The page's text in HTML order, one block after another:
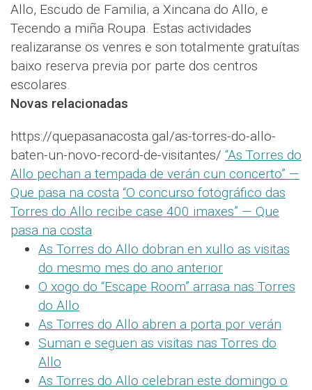
Allo, Escudo de Familia, a Xincana do Allo, e
Tecendo a miña Roupa. Estas actividades
realizaranse os venres e son totalmente gratuítas
baixo reserva previa por parte dos centros
escolares.
Novas relacionadas
https://quepasanacosta.gal/as-torres-do-allo-
baten-un-novo-record-de-visitantes/ “As Torres do
Allo pechan a tempada de verán cun concerto” —
Que pasa na costa “O concurso fotográfico das
Torres do Allo recibe case 400 imaxes” — Que
pasa na costa
As Torres do Allo dobran en xullo as visitas
do mesmo mes do ano anterior
O xogo do “Escape Room” arrasa nas Torres
do Allo
As Torres do Allo abren a porta por verán
Suman e seguen as visitas nas Torres do
Allo
As Torres do Allo celebran este domingo o